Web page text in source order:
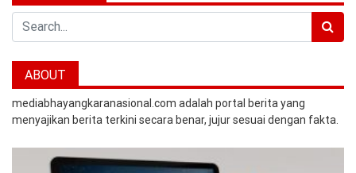
Search
ABOUT
mediabhayangkaranasional.com adalah portal berita yang
menyajikan berita terkini secara benar, jujur sesuai dengan fakta.